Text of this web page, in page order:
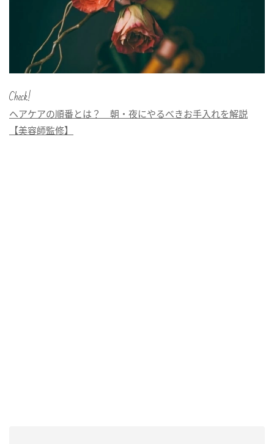
Check!
ヘアケアの順番とは？ 朝・夜にやるべきお手入れを解説
【美容師監修】